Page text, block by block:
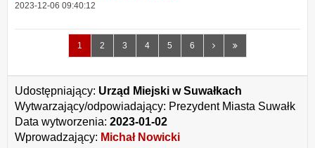
2023-12-06 09:40:12
1 2 3 4 5 6
NastępnaOstatnia
Udostępniający: Urząd Miejski w Suwałkach
Wytwarzający/odpowiadający: Prezydent Miasta Suwałk
Data wytworzenia: 2023-01-02
Wprowadzający: Michał Nowicki